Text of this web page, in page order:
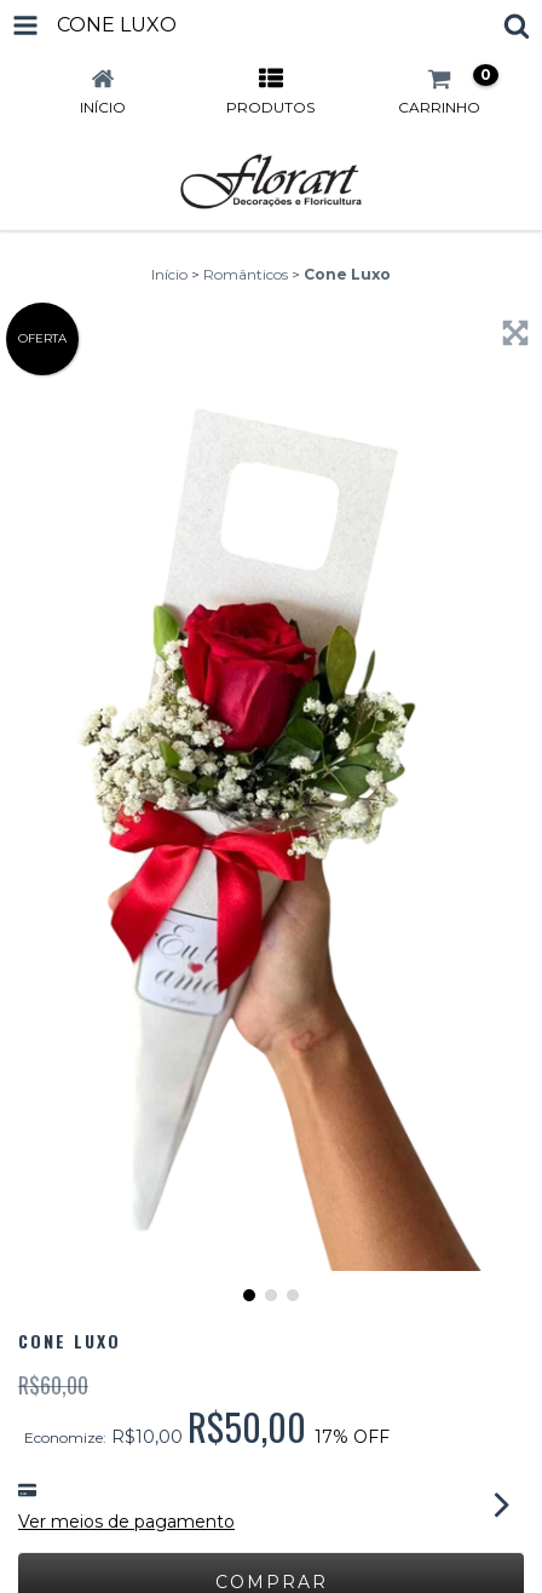
CONE LUXO
INÍCIO PRODUTOS CARRINHO
0
Início > Românticos > Cone Luxo
OFERTA
CONE LUXO
R$60,00
Economize: R$10,00 R$50,00 17% OFF
Ver meios de pagamento